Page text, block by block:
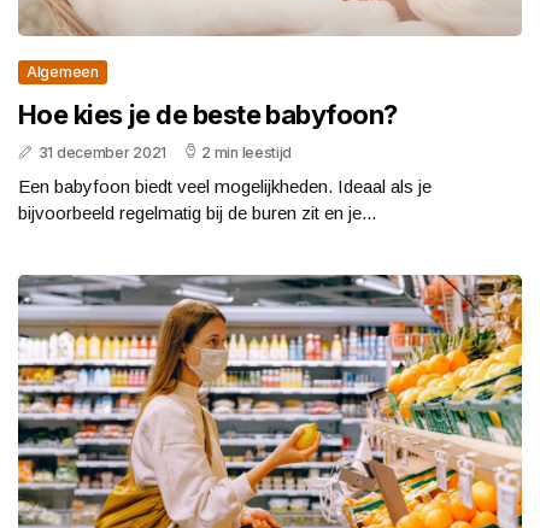
Algemeen
Hoe kies je de beste babyfoon?
31 december 2021 2 min leestijd
Een babyfoon biedt veel mogelijkheden. Ideaal als je
bijvoorbeeld regelmatig bij de buren zit en je...